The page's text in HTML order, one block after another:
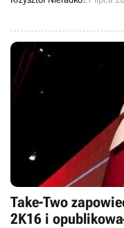
dwóch wersjach – z
Take-Two
2K16 i